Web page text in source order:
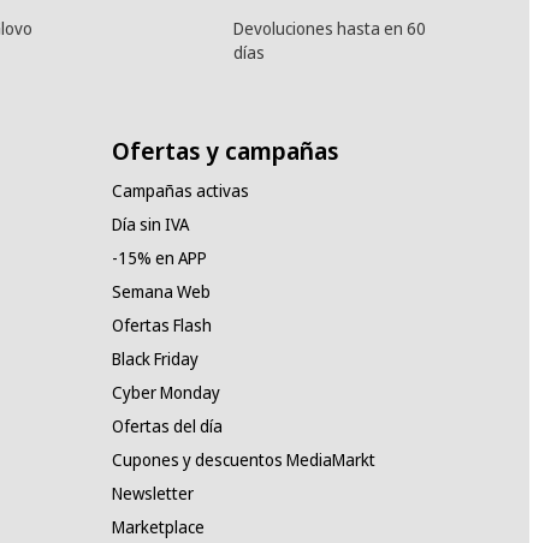
Devoluciones hasta en 60
días
Ofertas y campañas
Campañas activas
Día sin IVA
-15% en APP
Semana Web
Ofertas Flash
Black Friday
Cyber Monday
Ofertas del día
Cupones y descuentos MediaMarkt
Newsletter
Marketplace